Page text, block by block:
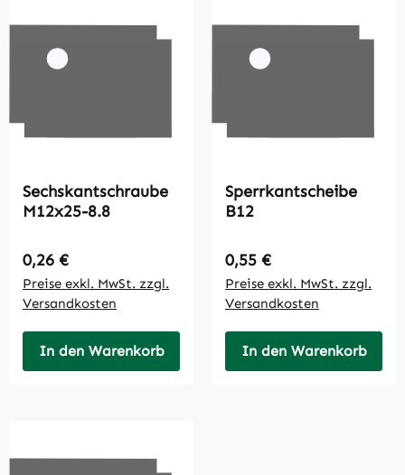
Sechskantschraube
M12x25-8.8
Regulärer Preis:
0,26 €
Preise exkl. MwSt. zzgl.
Versandkosten
In den Warenkorb
Sperrkantscheibe
B12
Regulärer Preis:
0,55 €
Preise exkl. MwSt. zzgl.
Versandkosten
In den Warenkorb